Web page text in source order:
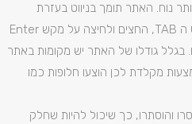
נוח. האתר תומך בניווט בעזרת
מקלדת על ידי שימוש במקש ה TAB, החצים ולחיצה על מקש Enter
בגלל גודלו של האתר יש מקומות באתר
מקלדת לכן הוצעו חלופות כמו
והוסתרו, כך שיכול להיות שחלק